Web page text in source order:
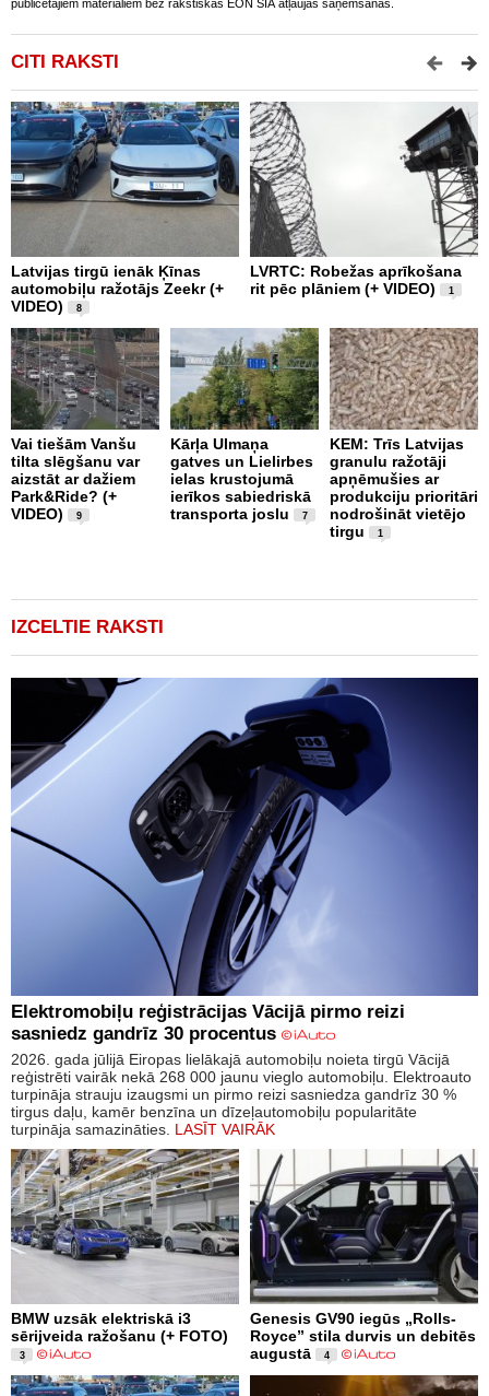
publicētajiem materiāliem bez rakstiskas EON SIA atļaujas saņemšanas.
CITI RAKSTI
Latvijas tirgū ienāk Ķīnas
automobiļu ražotājs Zeekr (+
VIDEO)
8
LVRTC: Robežas aprīkošana
rit pēc plāniem (+ VIDEO)
1
Vai tiešām Vanšu
tilta slēgšanu var
aizstāt ar dažiem
Park&Ride? (+
VIDEO)
9
Kārļa Ulmaņa
gatves un Lielirbes
ielas krustojumā
ierīkos sabiedriskā
transporta joslu
7
KEM: Trīs Latvijas
granulu ražotāji
apņēmušies ar
produkciju prioritāri
nodrošināt vietējo
tirgu
1
IZCELTIE RAKSTI
Elektromobiļu reģistrācijas Vācijā pirmo reizi
sasniedz gandrīz 30 procentus
2026. gada jūlijā Eiropas lielākajā automobiļu noieta tirgū Vācijā
reģistrēti vairāk nekā 268 000 jaunu vieglo automobiļu. Elektroauto
turpināja strauju izaugsmi un pirmo reizi sasniedza gandrīz 30 %
tirgus daļu, kamēr benzīna un dīzeļautomobiļu popularitāte
turpināja samazināties. LASĪT VAIRĀK
BMW uzsāk elektriskā i3
sērijveida ražošanu (+ FOTO)
3
Genesis GV90 iegūs „Rolls-
Royce” stila durvis un debitēs
augustā
4